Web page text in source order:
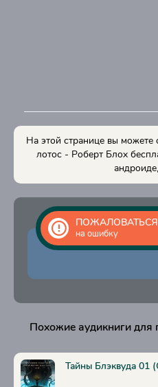
На этой странице вы можете
лотос - Роберт Блох
ПОЖАЛОВАТЬСЯ
на ошибку
Похожие аудикниги
Тайны Блэквуда 01